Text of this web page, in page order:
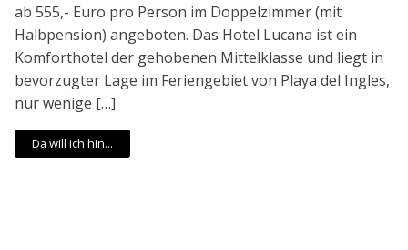
ab 555,- Euro pro Person im Doppelzimmer (mit
Halbpension) angeboten. Das Hotel Lucana ist ein
Komforthotel der gehobenen Mittelklasse und liegt in
bevorzugter Lage im Feriengebiet von Playa del Ingles,
nur wenige […]
Da will ich hin...